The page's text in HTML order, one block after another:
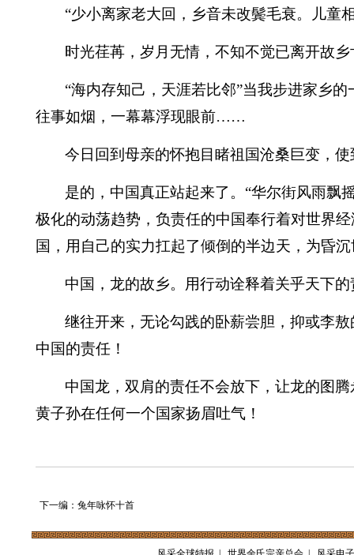
“少小离家老大回，乡音未改鬓毛衰。儿童
时光荏苒，岁月无情，不知不觉已离开故
“海内存知己，天涯若比邻”当我步进家乡
往事如烟，一幕幕浮现眼前……
今日回到母亲的怀抱目睹祖国沧桑巨变，
是的，中国真正站起来了。“华尔街风雨飘
极化的动荡趋势，负责任的中国奉行着对世界
国，用自己的实力扛起了倾倒的半边天，为昏
中国，龙的故乡。用行动诠释着关乎天下
继往开来，无论勾践的卧薪尝胆，抑或李
中国的责任！
中国龙，双肩的责任不会放下，让龙的图
黄子孙在任何一个国家扬眉吐气！
下一编：兔年咏怀十首